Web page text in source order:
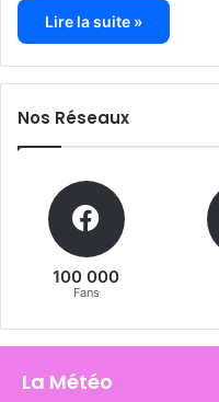
Lire la suite »
Nos Réseaux
100 000
Fans
La Météo